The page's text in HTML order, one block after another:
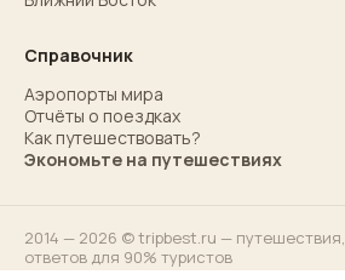
Справочник
Аэропорты мира
Отчёты о поездках
Как путешествовать?
Экономьте на путешествиях
2014 — 2026 © tripbest.ru — путешествия,
ответов для 90% туристов